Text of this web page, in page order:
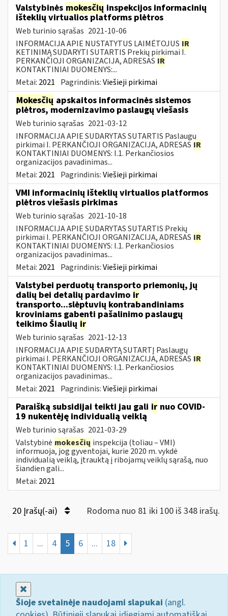
Valstybinės mokesčių inspekcijos informacinių
išteklių virtualios platforms plėtros
Web turinio sąrašas 2021-10-06
INFORMACIJA APIE NUSTATYTUS LAIMĖTOJUS IR
KETINIMĄ SUDARYTI SUTARTIS Prekių pirkimai I.
PERKANČIOJI ORGANIZACIJA, ADRESAS IR
KONTAKTINIAI DUOMENYS:...
Metai: 2021 Pagrindinis:Viešieji pirkimai
Mokesčių apskaitos informacinės sistemos
plėtros, modernizavimo paslaugų viešasis
Web turinio sąrašas 2021-03-12
INFORMACIJA APIE SUDARYTAS SUTARTIS Paslaugų
pirkimai I. PERKANČIOJI ORGANIZACIJA, ADRESAS IR
KONTAKTINIAI DUOMENYS: I.1. Perkančiosios
organizacijos pavadinimas...
Metai: 2021 Pagrindinis:Viešieji pirkimai
VMI informacinių išteklių virtualios platformos
plėtros viešasis pirkimas
Web turinio sąrašas 2021-10-18
INFORMACIJA APIE SUDARYTAS SUTARTIS Prekių
pirkimai I. PERKANČIOJI ORGANIZACIJA, ADRESAS IR
KONTAKTINIAI DUOMENYS: I.1. Perkančiosios
organizacijos pavadinimas...
Metai: 2021 Pagrindinis:Viešieji pirkimai
Valstybei perduotų transporto priemonių, jų
dalių bei detalių pardavimo ir
transporto...slėptuvių kontrabandiniams
kroviniams gabenti pašalinimo paslaugų
teikimo Šiaulių ir
Web turinio sąrašas 2021-12-13
INFORMACIJA APIE SUDARYTĄ SUTARTĮ Paslaugų
pirkimai I. PERKANČIOJI ORGANIZACIJA, ADRESAS IR
KONTAKTINIAI DUOMENYS: I.1. Perkančiosios
organizacijos pavadinimas...
Metai: 2021 Pagrindinis:Viešieji pirkimai
Paraišką subsidijai teikti jau gali ir nuo COVID-
19 nukentėję individualią veiklą
Web turinio sąrašas 2021-03-29
Valstybinė mokesčių inspekcija (toliau – VMI)
informuoja, jog gyventojai, kurie 2020 m. vykdė
individualią veiklą, įtrauktą į ribojamų veiklų sąrašą, nuo
šiandien gali...
Metai: 2021
20 Įrašų(-ai) Rodoma nuo 81 iki 100 iš 348 irašų.
1 ... 4 5 6 ... 18
Šioje svetainėje naudojami slapukai (angl.